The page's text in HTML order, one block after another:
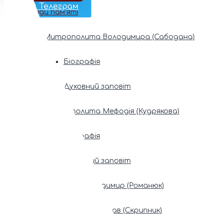
Наш Телеграм
Фонди пам’яті
Митрополита Володимира (Сабодана)
Біографія
Духовний заповіт
Митрополита Мефодія (Кудрякова)
Біографія
Духовний заповіт
Патріарх Володимир (Романюк)
Патріарх Мстислав (Скрипник)